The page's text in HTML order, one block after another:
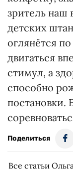
зритель наш
детских
оглянётся
двигаться
стимул, а
способно
постановки.
Поделиться
Все статьи